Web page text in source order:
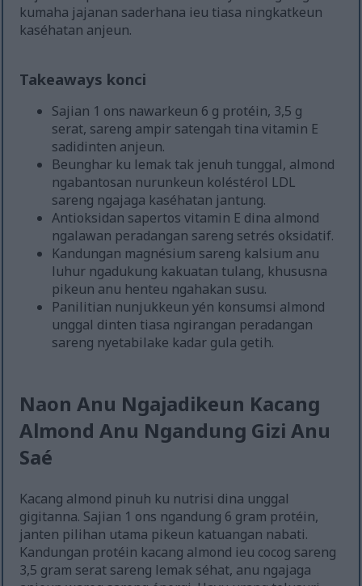
kumaha jajanan saderhana ieu tiasa ningkatkeun
kaséhatan anjeun.
Takeaways konci
Sajian 1 ons nawarkeun 6 g protéin, 3,5 g
serat, sareng ampir satengah tina vitamin E
sadidinten anjeun.
Beunghar ku lemak tak jenuh tunggal, almond
ngabantosan nurunkeun koléstérol LDL
sareng ngajaga kaséhatan jantung.
Antioksidan sapertos vitamin E dina almond
ngalawan peradangan sareng setrés oksidatif.
Kandungan magnésium sareng kalsium anu
luhur ngadukung kakuatan tulang, khususna
pikeun anu henteu ngahakan susu.
Panilitian nunjukkeun yén konsumsi almond
unggal dinten tiasa ngirangan peradangan
sareng nyetabilake kadar gula getih.
Naon Anu Ngajadikeun Kacang
Almond Anu Ngandung Gizi Anu
Saé
Kacang almond pinuh ku nutrisi dina unggal
gigitanna. Sajian 1 ons ngandung 6 gram protéin,
janten pilihan utama pikeun katuangan nabati.
Kandungan protéin kacang almond ieu cocog sareng
3,5 gram serat sareng lemak séhat, anu ngajaga